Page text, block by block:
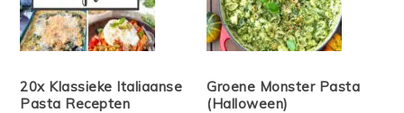
20x Klassieke Italiaanse
Pasta Recepten
Groene Monster Pasta
(Halloween)